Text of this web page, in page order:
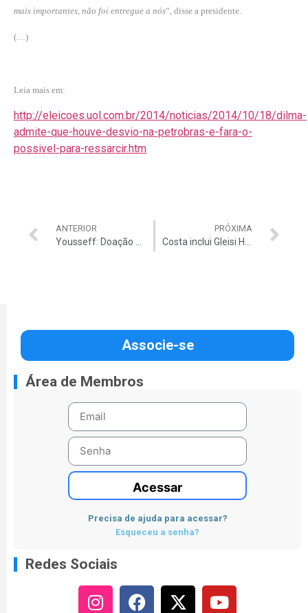
mais importantes, não foi entregue a nós“, disse a presidente.
(…)
Leia mais em:
http://eleicoes.uol.com.br/2014/noticias/2014/10/18/dilma-
admite-que-houve-desvio-na-petrobras-e-fara-o-
possivel-para-ressarcir.htm
ANTERIOR PRÓXIMA
Associe-se
Área de Membros
Acessar
Precisa de ajuda para acessar?
Esqueceu a senha?
Redes Sociais